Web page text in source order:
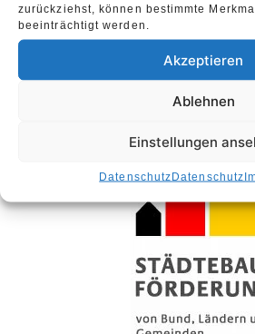
zurückziehst, können bestimmte
beeinträchtigt werden.
Akzeptieren
Ablehnen
Einstellungen
DatenschutzDatenschutz